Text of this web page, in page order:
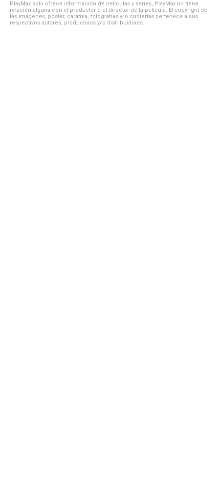
PlayMax solo ofrece información de películas y series, PlayMax no tiene
relación alguna con el productor o el director de la película. El copyright de
las imágenes, póster, carátula, fotografías y/o cubiertas pertenece a sus
respectivos autores, productoras y/o distribuidoras.